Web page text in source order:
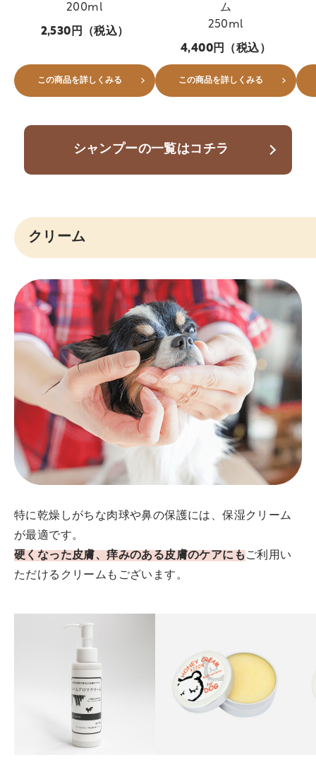
200ml
2,530円（税込）
この商品を詳しくみる
ム
250ml
4,400円（税込）
この商品を詳しくみる
シャンプーの一覧はコチラ
クリーム
特に乾燥しがちな肉球や鼻の保護には、保湿クリーム
が最適です。
硬くなった皮膚、痒みのある皮膚のケアにも ご利用い
ただけるクリームもございます。